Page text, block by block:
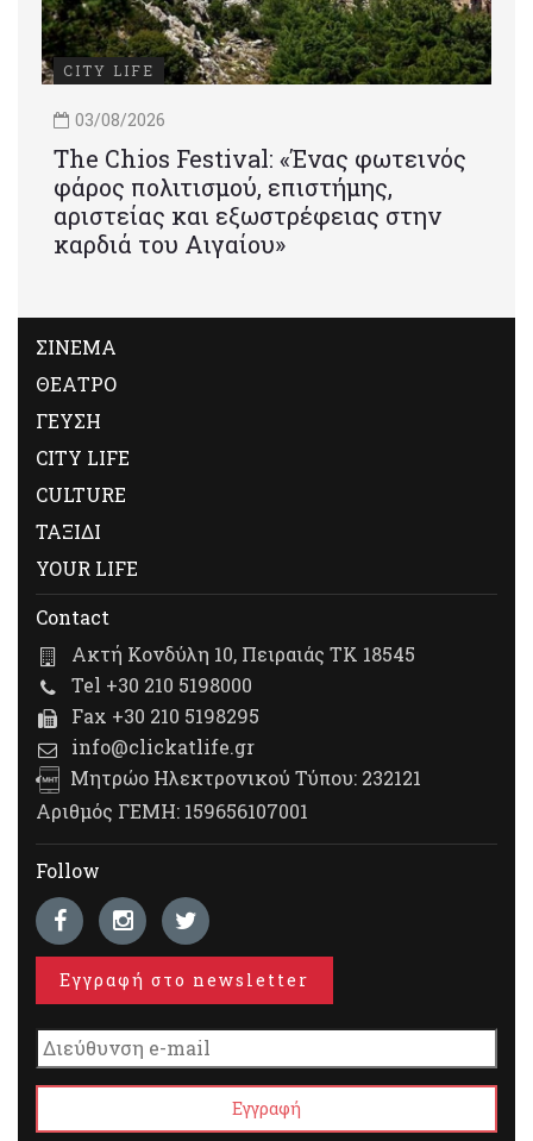
CITY LIFE
03/08/2026
Τhe Chios Festival: «Ένας φωτεινός
φάρος πολιτισμού, επιστήμης,
αριστείας και εξωστρέφειας στην
καρδιά του Αιγαίου»
ΣΙΝΕΜΑ
ΘΕΑΤΡΟ
ΓΕΥΣΗ
CITY LIFE
CULTURE
ΤΑΞΙΔΙ
YOUR LIFE
Contact
Ακτή Κονδύλη 10, Πειραιάς ΤΚ 18545
Tel +30 210 5198000
Fax +30 210 5198295
info@clickatlife.gr
Μητρώο Ηλεκτρονικού Τύπου: 232121
Αριθμός ΓΕΜΗ: 159656107001
Follow
Εγγραφή στο newsletter